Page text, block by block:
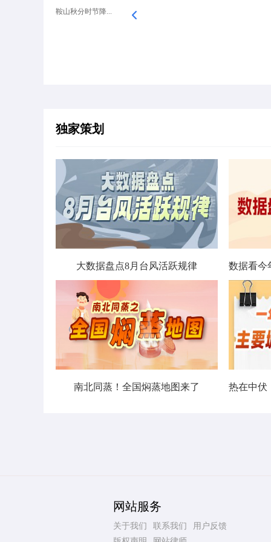
鞍山秋分时节降...
独家策划
大数据盘点8月台风活跃规律
南北同蒸！全国焖蒸地图来了
网站服务
关于我们 联系我们
用户反馈